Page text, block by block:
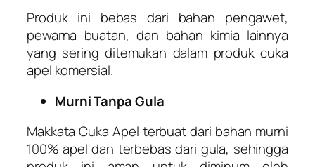
Produk ini bebas dari bahan pengawet,
pewarna buatan, dan bahan kimia lainnya
yang sering ditemukan dalam produk cuka
apel komersial.
Murni Tanpa Gula
Makkata Cuka Apel terbuat dari bahan murni
100% apel dan terbebas dari gula, sehingga